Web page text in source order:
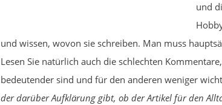
und
und wissen, wovon sie schreiben. Man muss
Lesen Sie natürlich auch die schlechten
bedeutender sind und für den anderen weniger
der darüber Aufklärung gibt, ob der Artikel für den